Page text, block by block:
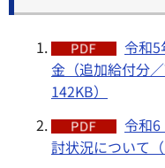
令和5
金（追加給付分
142KB）
令和6
討状況について（